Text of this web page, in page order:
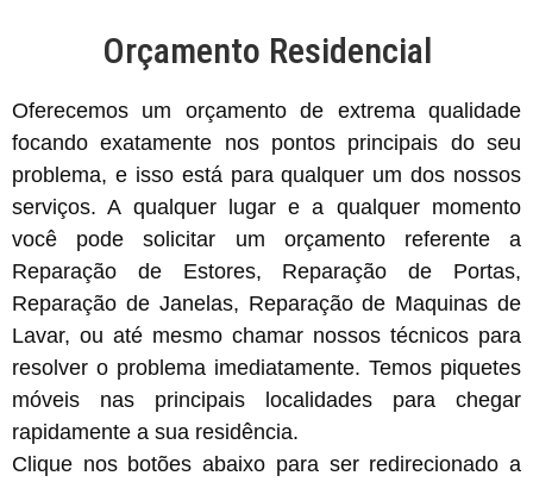
Orçamento Residencial
Oferecemos um orçamento de extrema qualidade
focando exatamente nos pontos principais do seu
problema, e isso está para qualquer um dos nossos
serviços. A qualquer lugar e a qualquer momento
você pode solicitar um orçamento referente a
Reparação de Estores, Reparação de Portas,
Reparação de Janelas, Reparação de Maquinas de
Lavar, ou até mesmo chamar nossos técnicos para
resolver o problema imediatamente. Temos piquetes
móveis nas principais localidades para chegar
rapidamente a sua residência.
Clique nos botões abaixo para ser redirecionado a